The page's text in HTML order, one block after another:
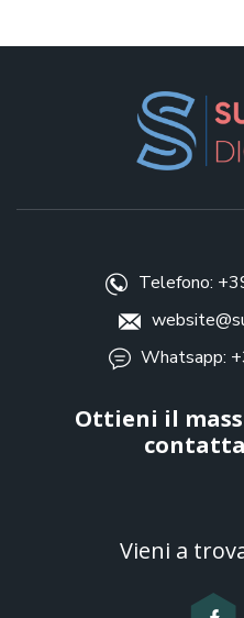
Telefono:
Whatsapp:
Ottieni il
Vieni a